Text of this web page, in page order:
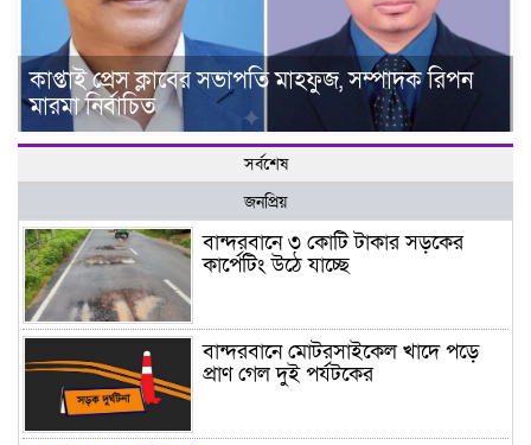
কাপ্তাই প্রেস ক্লাবের সভাপতি মাহফুজ, সম্পাদক রিপন
মারমা নির্বাচিত
সর্বশেষ
জনপ্রিয়
বান্দরবানে ৩ কোটি টাকার সড়কের
কার্পেটিং উঠে যাচ্ছে
বান্দরবানে মোটরসাইকেল খাদে পড়ে
প্রাণ গেল দুই পর্যটকের